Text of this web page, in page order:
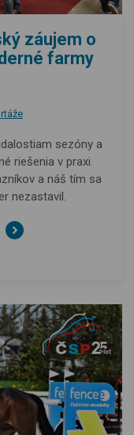
záujem o
farmy
sezóny a
riešenia v praxi.
a náš tím sa
nezastavil.